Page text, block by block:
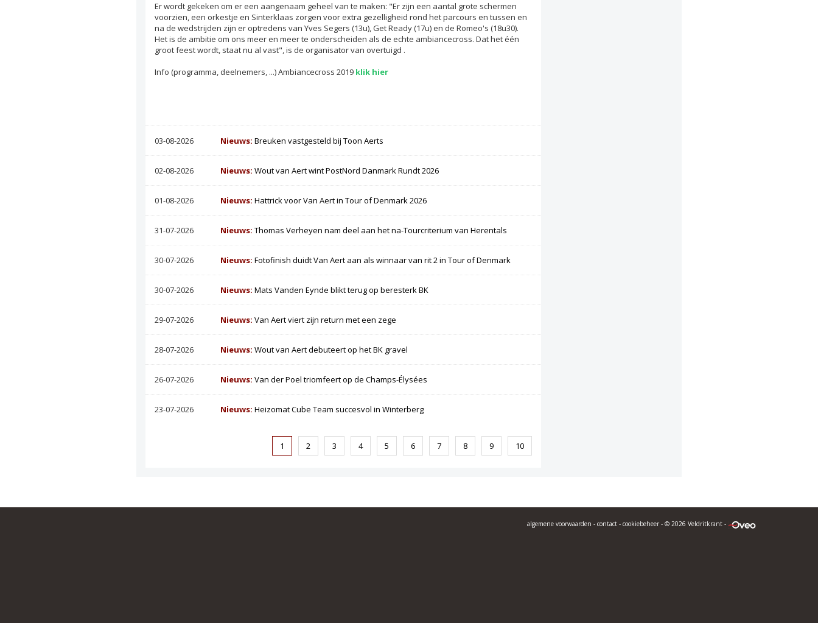
Er wordt gekeken om er een aangenaam geheel van te maken: "Er zijn een aantal grote schermen
voorzien, een orkestje en Sinterklaas zorgen voor extra gezelligheid rond het parcours en tussen en
na de wedstrijden zijn er optredens van Yves Segers (13u), Get Ready (17u) en de Romeo's (18u30).
Het is de ambitie om ons meer en meer te onderscheiden als de echte ambiancecross. Dat het één
groot feest wordt, staat nu al vast", is de organisator van overtuigd .
Info (programma, deelnemers, ...) Ambiancecross 2019 klik hier
03-08-2026 Nieuws:Breuken vastgesteld bij Toon Aerts
02-08-2026 Nieuws:Wout van Aert wint PostNord Danmark Rundt 2026
01-08-2026 Nieuws:Hattrick voor Van Aert in Tour of Denmark 2026
31-07-2026 Nieuws:Thomas Verheyen nam deel aan het na-Tourcriterium van Herentals
30-07-2026 Nieuws:Fotofinish duidt Van Aert aan als winnaar van rit 2 in Tour of Denmark
30-07-2026 Nieuws:Mats Vanden Eynde blikt terug op beresterk BK
29-07-2026 Nieuws:Van Aert viert zijn return met een zege
28-07-2026 Nieuws:Wout van Aert debuteert op het BK gravel
26-07-2026 Nieuws:Van der Poel triomfeert op de Champs-Élysées
23-07-2026 Nieuws:Heizomat Cube Team succesvol in Winterberg
1 2 3 4 5 6 7 8 9 10
algemene voorwaarden - contact - cookiebeheer - © 2026 Veldritkrant -